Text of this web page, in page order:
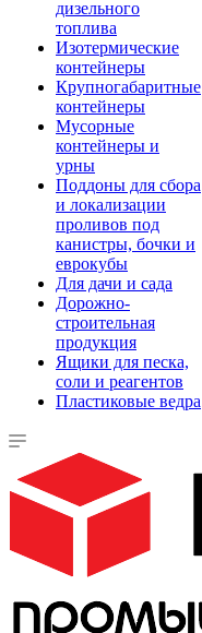
дизельного
топлива
Изотермические
контейнеры
Крупногабаритные
контейнеры
Мусорные
контейнеры и
урны
Поддоны для сбора
и локализации
проливов под
канистры, бочки и
еврокубы
Для дачи и сада
Дорожно-
строительная
продукция
Ящики для песка,
соли и реагентов
Пластиковые ведра